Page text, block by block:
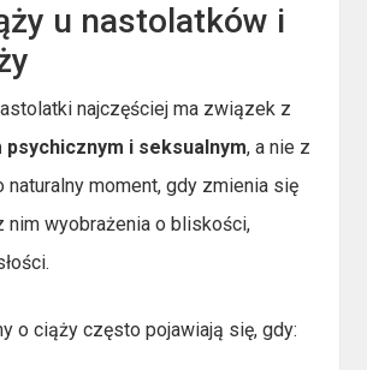
u nastolatków i
najczęściej ma związek z
i seksualnym, a nie z
naturalny moment, gdy zmienia się
nim wyobrażenia o bliskości,
o ciąży często pojawiają się, gdy: